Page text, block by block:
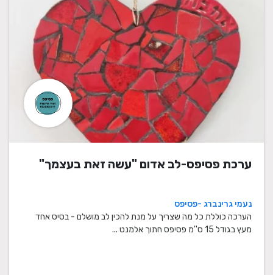
ערכת פסיפס-לב אדום "עשה זאת בעצמך"
נעמי גרינברג -פסיפס
הערכה כוללת כל מה שצריך על מנת להכין לב מושלם - בסיס אחד
מעץ בגודל 15 ס''מ פסיפס חתוך אלמנט ...